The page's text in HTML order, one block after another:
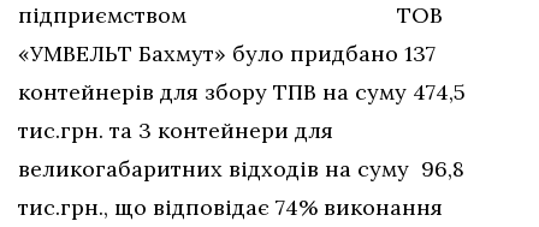
підприємством ТОВ
«УМВЕЛЬТ Бахмут» було придбано 137
контейнерів для збору ТПВ на суму 474,5
тис.грн. та 3 контейнери для
великогабаритних відходів на суму 96,8
тис.грн., що відповідає 74% виконання